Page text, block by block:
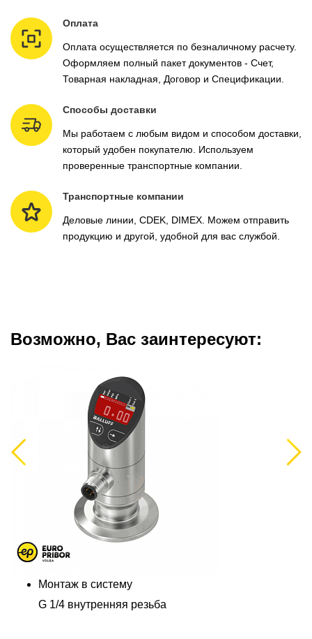
Оплата
Оплата осуществляется по безналичному расчету.
Оформляем полный пакет документов - Счет,
Товарная накладная, Договор и Спецификации.
Способы доставки
Мы работаем с любым видом и способом доставки,
который удобен покупателю. Используем
проверенные транспортные компании.
Транспортные компании
Деловые линии, CDEK, DIMEX. Можем отправить
продукцию и другой, удобной для вас службой.
Возможно, Вас заинтересуют:
Previous
Монтаж в систему
G 1/4 внутренняя резьба
Next